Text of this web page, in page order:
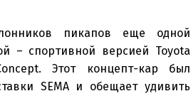
пикапов еще одной
– спортивной версией Toyota
Этот концепт-кар был
SEMA и обещает удивить